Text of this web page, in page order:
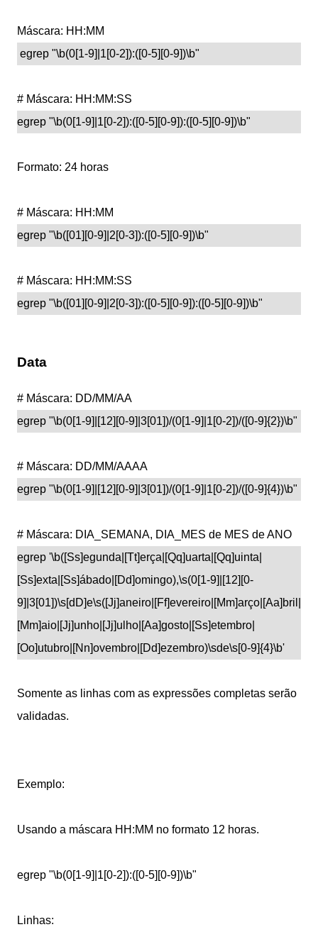
Máscara: HH:MM
egrep "\b(0[1-9]|1[0-2]):([0-5][0-9])\b"
# Máscara: HH:MM:SS
egrep "\b(0[1-9]|1[0-2]):([0-5][0-9]):([0-5][0-9])\b"
Formato: 24 horas
# Máscara: HH:MM
egrep "\b([01][0-9]|2[0-3]):([0-5][0-9])\b"
# Máscara: HH:MM:SS
egrep "\b([01][0-9]|2[0-3]):([0-5][0-9]):([0-5][0-9])\b"
Data
# Máscara: DD/MM/AA
egrep "\b(0[1-9]|[12][0-9]|3[01])/(0[1-9]|1[0-2])/([0-9]{2})\b"
# Máscara: DD/MM/AAAA
egrep "\b(0[1-9]|[12][0-9]|3[01])/(0[1-9]|1[0-2])/([0-9]{4})\b"
# Máscara: DIA_SEMANA, DIA_MES de MES de ANO
egrep '\b([Ss]egunda|[Tt]erça|[Qq]uarta|[Qq]uinta|
[Ss]exta|[Ss]ábado|[Dd]omingo),\s(0[1-9]|[12][0-
9]|3[01])\s[dD]e\s([Jj]aneiro|[Ff]evereiro|[Mm]arço|[Aa]bril|
[Mm]aio|[Jj]unho|[Jj]ulho|[Aa]gosto|[Ss]etembro|
[Oo]utubro|[Nn]ovembro|[Dd]ezembro)\sde\s[0-9]{4}\b'
Somente as linhas com as expressões completas serão
validadas.
Exemplo:
Usando a máscara HH:MM no formato 12 horas.
egrep "\b(0[1-9]|1[0-2]):([0-5][0-9])\b"
Linhas: